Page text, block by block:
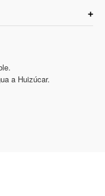
a Huizúcar.